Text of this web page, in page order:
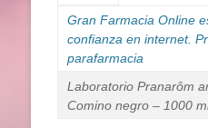
Gran Farmacia Online
confianza en internet.
parafarmacia
Laboratorio Pranarôm
Comino negro – 1000